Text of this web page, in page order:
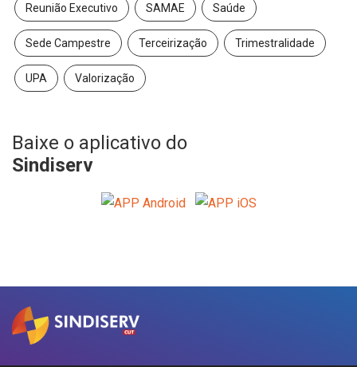
Reunião Executivo SAMAE Saúde
Sede Campestre Terceirização Trimestralidade
UPA Valorização
Baixe o aplicativo do
Sindiserv